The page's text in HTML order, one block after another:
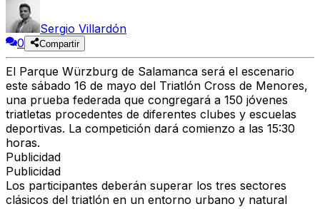
Sergio Villardón
0
Compartir
El Parque Würzburg de Salamanca será el escenario
este sábado 16 de mayo del Triatlón Cross de Menores,
una prueba federada que congregará a 150 jóvenes
triatletas procedentes de diferentes clubes y escuelas
deportivas. La competición dará comienzo a las 15:30
horas.
Publicidad
Publicidad
Los participantes deberán superar los tres sectores
clásicos del triatlón en un entorno urbano y natural